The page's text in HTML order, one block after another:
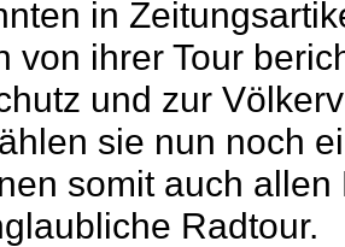
in
von ihrer Tour
und zur
sie nun noch
somit auch
Radtour.